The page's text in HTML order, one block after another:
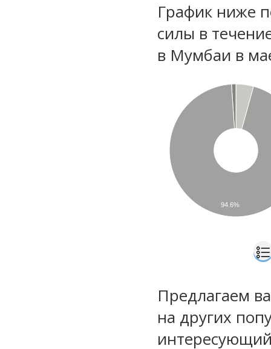
График ниже
силы в
в Мумбаи в
94.6%
Предлагаем
на других